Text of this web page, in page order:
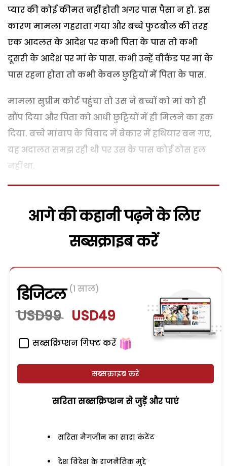
प्यार की कोई कीमत नहीं होती अगर पास पैसा न हो. इस
कारण मामला गहराता गया और बच्चे फुटबौल की तरह
एक आदलत के आदेश पर कभी पिता के पास तो कभी
दूसरी के आदेश पर मां के पास. कभी उन्हें वीकैंड पर मां के
पास रहना होता तो कभी केवल छुट्टियों में पिता के पास.
मामला सुप्रीम कोर्ट पहुंचा तो उस ने बच्चों को मां को ही
सौंप दिया और पिता को आधी छुट्टियों में ही मिलने का हक
दिया. बच्चे मांबाप के विवाद में बेकार में हथियार बन गए,
यह अदालत समझ रही थी पर उस के पास कोई ठोस हल
नहीं था.
आगे की कहानी पढ़ने के लिए
सब्सक्राइब करें
डिजिटल (1 साल)
USD99 USD49
सब्सक्रिप्शन गिफ्ट करें
सब्सक्राइब करें
सरिता सब्सक्रिप्शन से जुड़ेें और पाएं
सरिता मैगजीन का सारा कंटेंट
देश विदेश के राजनैतिक मुद्दे